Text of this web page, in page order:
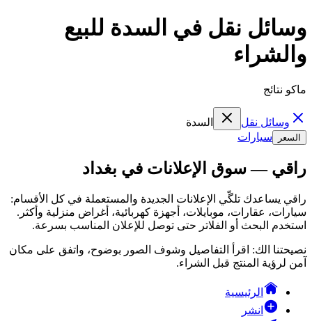
وسائل نقل في السدة للبيع
والشراء
ماكو نتائج
وسائل نقل السدة
السعر سيارات
راقي — سوق الإعلانات في بغداد
راقي يساعدك تلگّي الإعلانات الجديدة والمستعملة في كل الأقسام:
سيارات، عقارات، موبايلات، أجهزة كهربائية، أغراض منزلية وأكثر.
استخدم البحث أو الفلاتر حتى توصل للإعلان المناسب بسرعة.
نصيحتنا الك: اقرأ التفاصيل وشوف الصور بوضوح، واتفق على مكان
آمن لرؤية المنتج قبل الشراء.
الرئيسية
انشر